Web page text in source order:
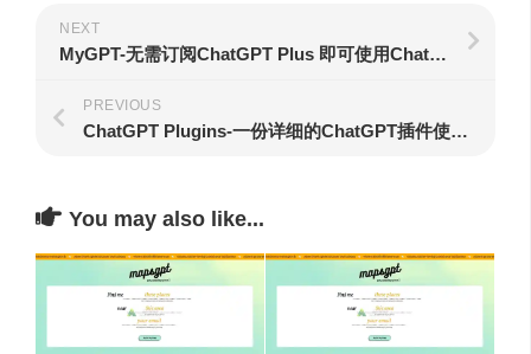
NEXT
MyGPT-无需订阅ChatGPT Plus 即可使用ChatGPT 插件
PREVIOUS
ChatGPT Plugins-一份详细的ChatGPT插件使用攻略
You may also like...